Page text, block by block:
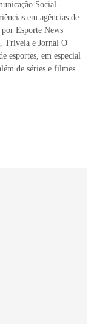
Social -
em agências de
por Esporte News
Trivela e Jornal O
esportes, em especial
de séries e filmes.